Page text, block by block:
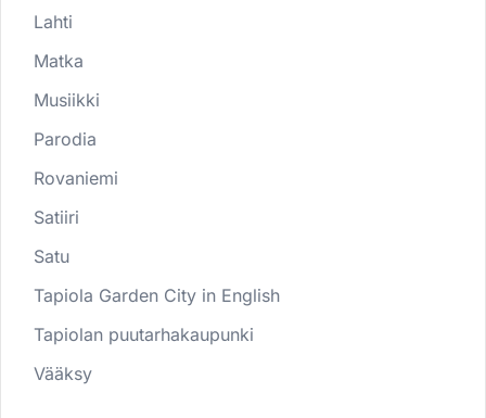
Lahti
Matka
Musiikki
Parodia
Rovaniemi
Satiiri
Satu
Tapiola Garden City in English
Tapiolan puutarhakaupunki
Vääksy